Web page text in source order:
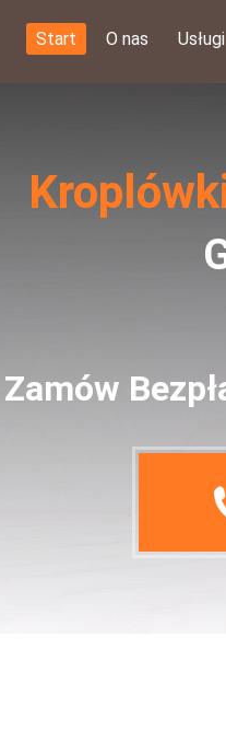
Start O nas Usługi
Zamów